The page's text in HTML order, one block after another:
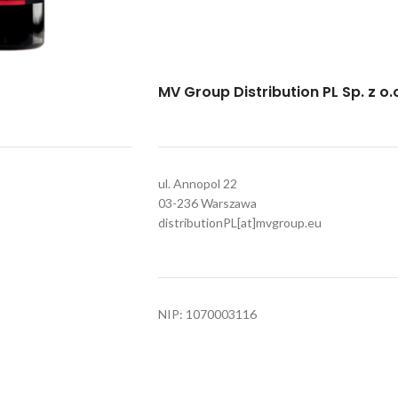
Salento 0,75l 14%
Poznaj nasze marki
MV Group Distribution PL Sp. z
ul. Annopol 22
03-236 Warszawa
distributionPL[at]mvgroup.eu
NIP: 1070003116